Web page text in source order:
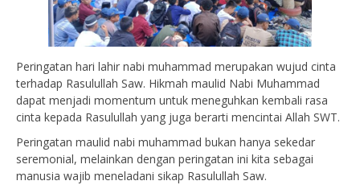
Peringatan hari lahir nabi muhammad merupakan wujud cinta
terhadap Rasulullah Saw. Hikmah maulid Nabi Muhammad
dapat menjadi momentum untuk meneguhkan kembali rasa
cinta kepada Rasulullah yang juga berarti mencintai Allah SWT.
Peringatan maulid nabi muhammad bukan hanya sekedar
seremonial, melainkan dengan peringatan ini kita sebagai
manusia wajib meneladani sikap Rasulullah Saw.